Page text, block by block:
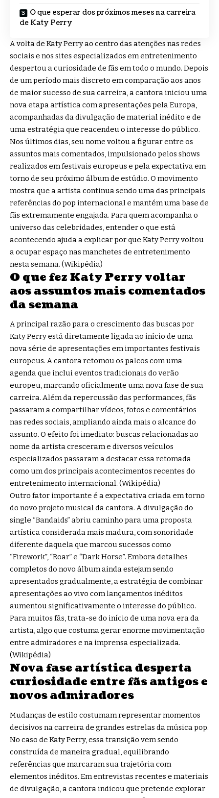
O que esperar dos próximos meses na carreira
de Katy Perry
A volta de Katy Perry ao centro das atenções nas redes
sociais e nos sites especializados em entretenimento
despertou a curiosidade de fãs em todo o mundo. Depois
de um período mais discreto em comparação aos anos
de maior sucesso de sua carreira, a cantora iniciou uma
nova etapa artística com apresentações pela Europa,
acompanhadas da divulgação de material inédito e de
uma estratégia que reacendeu o interesse do público.
Nos últimos dias, seu nome voltou a figurar entre os
assuntos mais comentados, impulsionado pelos shows
realizados em festivais europeus e pela expectativa em
torno de seu próximo álbum de estúdio. O movimento
mostra que a artista continua sendo uma das principais
referências do pop internacional e mantém uma base de
fãs extremamente engajada. Para quem acompanha o
universo das celebridades, entender o que está
acontecendo ajuda a explicar por que Katy Perry voltou
a ocupar espaço nas manchetes de entretenimento
nesta semana. (Wikipédia)
O que fez Katy Perry voltar
aos assuntos mais comentados
da semana
A principal razão para o crescimento das buscas por
Katy Perry está diretamente ligada ao início de uma
nova série de apresentações em importantes festivais
europeus. A cantora retomou os palcos com uma
agenda que inclui eventos tradicionais do verão
europeu, marcando oficialmente uma nova fase de sua
carreira. Além da repercussão das performances, fãs
passaram a compartilhar vídeos, fotos e comentários
nas redes sociais, ampliando ainda mais o alcance do
assunto. O efeito foi imediato: buscas relacionadas ao
nome da artista cresceram e diversos veículos
especializados passaram a destacar essa retomada
como um dos principais acontecimentos recentes do
entretenimento internacional. (Wikipédia)
Outro fator importante é a expectativa criada em torno
do novo projeto musical da cantora. A divulgação do
single “Bandaids” abriu caminho para uma proposta
artística considerada mais madura, com sonoridade
diferente daquela que marcou sucessos como
“Firework”, “Roar” e “Dark Horse”. Embora detalhes
completos do novo álbum ainda estejam sendo
apresentados gradualmente, a estratégia de combinar
apresentações ao vivo com lançamentos inéditos
aumentou significativamente o interesse do público.
Para muitos fãs, trata-se do início de uma nova era da
artista, algo que costuma gerar enorme movimentação
entre admiradores e na imprensa especializada.
(Wikipédia)
Nova fase artística desperta
curiosidade entre fãs antigos e
novos admiradores
Mudanças de estilo costumam representar momentos
decisivos na carreira de grandes estrelas da música pop.
No caso de Katy Perry, essa transição vem sendo
construída de maneira gradual, equilibrando
referências que marcaram sua trajetória com
elementos inéditos. Em entrevistas recentes e materiais
de divulgação, a cantora indicou que pretende explorar